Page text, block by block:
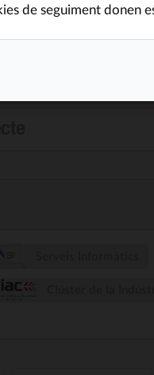
Lluís
de seguiment donen